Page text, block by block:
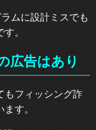
ムに設計ミスでも
。
広告はあり
もフィッシング詐
す。